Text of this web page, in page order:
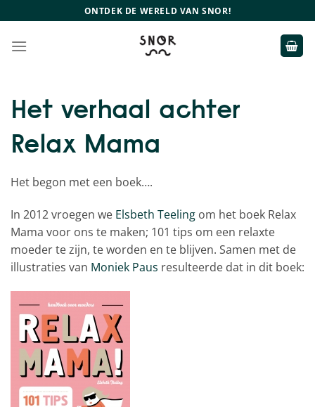
naar
inhoud
ONTDEK DE WERELD VAN SNOR!
Het verhaal achter
Relax Mama
Het begon met een boek….
In 2012 vroegen we Elsbeth Teeling om het boek Relax
Mama voor ons te maken; 101 tips om een relaxte
moeder te zijn, te worden en te blijven. Samen met de
illustraties van Moniek Paus resulteerde dat in dit boek: